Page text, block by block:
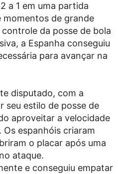
a 1 em uma partida
momentos de grande
da posse de bola
a Espanha conseguiu
para avançar na
disputado, com a
seu estilo de posse de
aproveitar a velocidade
espanhóis criaram
o placar após uma
ataque.
e conseguiu empatar